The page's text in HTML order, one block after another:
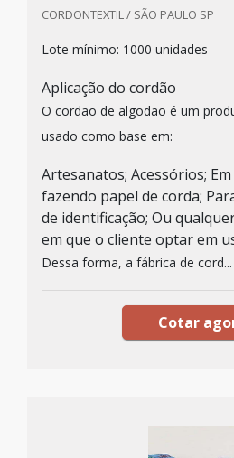
CORDONTEXTIL / SÃO PAULO SP
Lote mínimo: 1000 unidades
Aplicação do cordão
O cordão de algodão é um
usado como base em:
Artesanatos; Acessórios;
fazendo papel de corda;
de identificação; Ou
em que o cliente optar em
Dessa forma, a fábrica de cord...
Cotar